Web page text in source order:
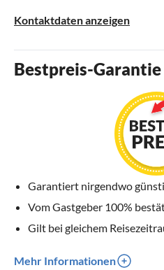
Kontaktdaten anzeigen
Bestpreis-Garantie
Garantiert nirgendwo
Vom Gastgeber 100%
Gilt bei gleichem
Mehr Informationen